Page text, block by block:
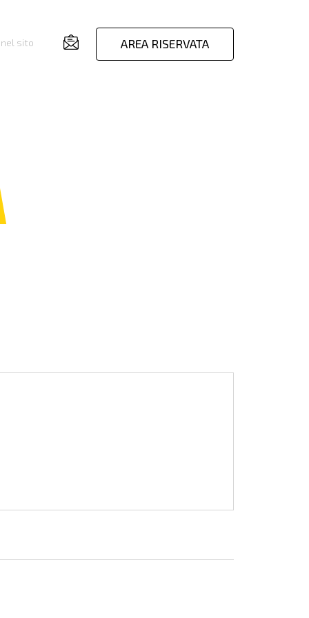
nel sito AREA RISERVATA